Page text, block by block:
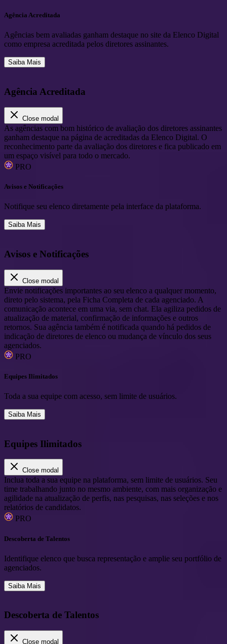
Agência Acreditada
Agências bem avaliadas ganham destaque no site da Elenco Digital
como empresa acreditada pelos diretores assinantes.
Saiba Mais
Agência Acreditada
Close modal
As agências com bom histórico de avaliação dos diretores assinantes
ganham destaque na página de acreditadas da Elenco Digital. O
reconhecimento parte da avaliação dos diretores e fica publicado em
um espaço visível para todo o mercado.
PRO
Avisos e Notificações
Notifique seu elenco diretamente pela interface da plataforma.
Saiba Mais
Avisos e Notificações
Close modal
Envie notificações importantes ao seu elenco a qualquer momento,
direto pelo sistema, pela Ficha Completa de cada agenciado. A
comunicação acontece em uma via, sem chat. Ela agiliza pedidos de
atualização de material, confirmação de informações e outros
retornos. Sua agência também é notificada quando há pedidos de
indicação de diretores de elenco ou mudança de vínculo dos seus
agenciados.
PRO
Equipes Ilimitados
Toda a sua equipe com acesso, sem limite de usuários.
Saiba Mais
Equipes Ilimitados
Close modal
Inclua toda a sua equipe na plataforma, sem limite de usuários. Seu
time trabalhando junto no mesmo ambiente, com mais organização e
agilidade na atualização de perfis, nas pesquisas, nas seleções e nos
relatórios de candidatos.
PRO
Descoberta de Talentos
Identifique elenco que busca representação e amplie seu portfólio de
agenciados.
Saiba Mais
Descoberta de Talentos
Close modal